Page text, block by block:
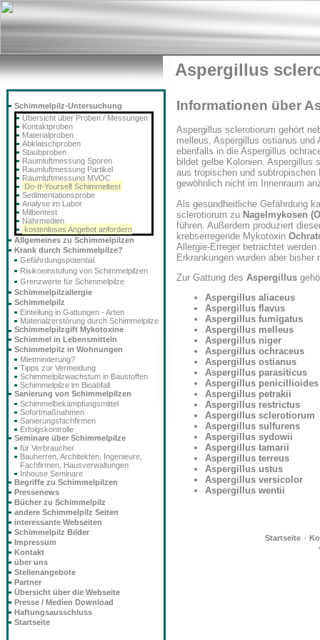
Aspergillus
Informationen über
Aspergillus sclerotiorum gehört
melleus, Aspergillus ostianus und
ebenfalls in die Aspergillus
bildet gelbe Kolonien. Aspergillus
aus tropischen und subtropischen
gewöhnlich nicht im Innenraum
Als gesundheitliche Gefährdung
sclerotiorum zu Nagelmykosen
führen. Außerdem produziert
krebserregende Mykotoxin
Allergie-Erreger betrachtet
Erkrankungen wurden aber bisher
Zur Gattung des Aspergillus
Aspergillus aliaceus
Aspergillus flavus
Aspergillus fumigatus
Aspergillus melleus
Aspergillus niger
Aspergillus ochraceus
Aspergillus ostianus
Aspergillus parasiticus
Aspergillus penicillioides
Aspergillus petrakii
Aspergillus restrictus
Aspergillus sclerotiorum
Aspergillus sulfurens
Aspergillus sydowii
Aspergillus tamarii
Aspergillus terreus
Aspergillus ustus
Aspergillus versicolor
Aspergillus wentii
Startseite·
Schimmelpilz-Untersuchung
Übersicht über Proben / Messungen
Kontaktproben
Materialproben
Abklatschproben
Staubproben
Raumluftmessung Sporen
Raumluftmessung Partikel
Raumluftmessung MVOC
Do-It-Yourself Schimmeltest
Sedimentationsprobe
Analyse im Labor
Milbentest
Nährmedien
kostenloses Angebot anfordern
Allgemeines zu Schimmelpilzen
Krank durch Schimmelpilze?
Gefährdungspotential
Risikoeinstufung von Schimmelpilzen
Grenzwerte für Schimmelpilze
Schimmelpilzallergie
Schimmelpilz
Einteilung in Gattungen - Arten
Materialzerstörung durch Schimmelpilze
Schimmelpilzgift Mykotoxine
Schimmel in Lebensmitteln
Schimmelpilz in Wohnungen
Mietminderung?
Tipps zur Vermeidung
Schimmelpilzwachstum in Baustoffen
Schimmelpilze im Bioabfall
Sanierung von Schimmelpilzen
Schimmelbekämpfungsmittel
Sofortmaßnahmen
Sanierungsfachfirmen
Erfolgskontrolle
Seminare über Schimmelpilze
für Verbraucher
Bauherren, Architekten, Ingenieure,
Fachfirmen, Hausverwaltungen
Inhouse Seminare
Begriffe zu Schimmelpilzen
Pressenews
Bücher zu Schimmelpilz
andere Schimmelpilz Seiten
interessante Webseiten
Schimmelpilz Bilder
Impressum
Kontakt
über uns
Stellenangebote
Partner
Übersicht über die Webseite
Presse / Medien Download
Haftungsausschluss
Startseite